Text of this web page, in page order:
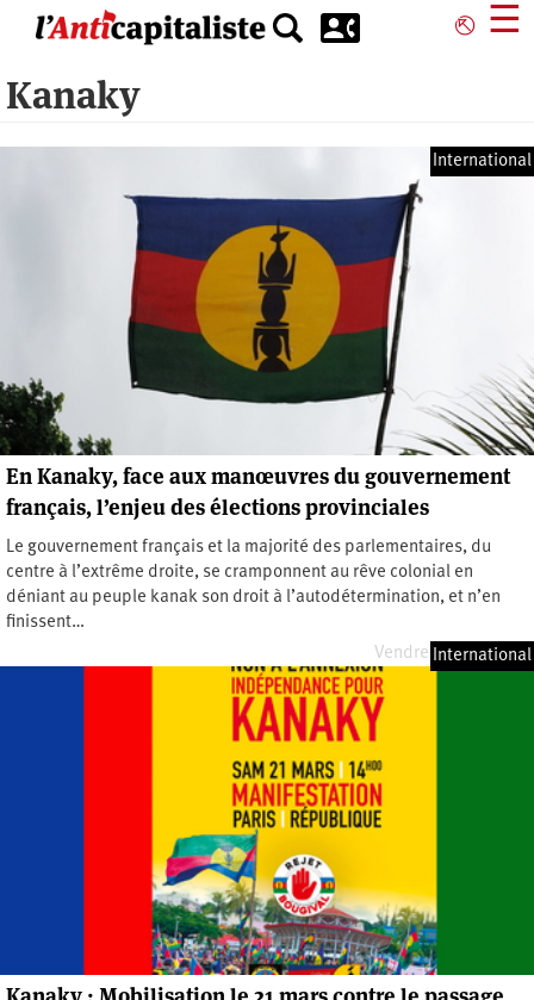
principal
⎋ ☰
Kanaky
International
En Kanaky, face aux manœuvres du gouvernement
français, l’enjeu des élections provinciales
Le gouvernement français et la majorité des parlementaires, du
centre à l’extrême droite, se cramponnent au rêve colonial en
déniant au peuple kanak son droit à l’autodétermination, et n’en
finissent…
Vendredi 5 juin 2026
International